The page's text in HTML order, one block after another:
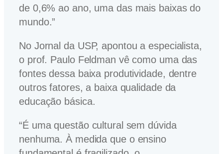
de 0,6% ao ano, uma das mais baixas do
mundo.”
No Jornal da USP, apontou a especialista,
o prof. Paulo Feldman vê como uma das
fontes dessa baixa produtividade, dentre
outros fatores, a baixa qualidade da
educação básica.
“É uma questão cultural sem dúvida
nenhuma. À medida que o ensino